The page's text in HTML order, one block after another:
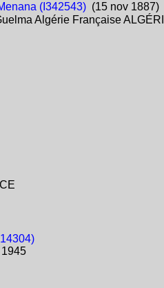
(I342543) (15 nov 1887)
Algérie Française